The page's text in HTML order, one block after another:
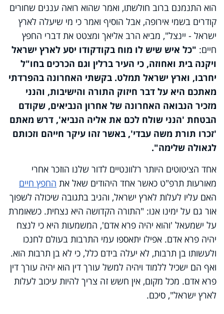
הוא התנמנם ברוב חולשתו, ואמר שהוא רואה עננים שחורים
קודרים בשמי אירופה, אבל הוסיף ואמר כי מי שיעלה לארץ
ישראל - יינצל", מביא הרב אליאך ומצטט את דברי החפץ
חיים: "כל איש שיש לו מוח בקודקודו יסע לארץ ישראל
ויקנה בית ואחוזה, כי העיר ברלין וגם הכרכים בחו"ל
יחרבו, וארץ ישראל תמלט. בקשתי האחרונה בהפרדתי
מאתכם היא על דבר חיזוק התורה והישיבות, והנני
מזכיר הנבואה האחרונה של אחרון הנביאים, שקודם
הבטחת 'הנני שולח לכם את אליה הנביא', דרש מאתם
'זכרו תורת משה עבדי', באשר זהו עיקר חייהם וזכותם
לגאולה שלימה".
אחד הציטוטים היותר רלוונטיים לדור שלנו הוזכר אחרי
מאורעות תרפ"ט כאשר אחד היהודים שאל את החפץ חיים
האם עליו לעלות לארץ ישראל, והגיב בתגובה שיכולה לשפוך
אור גם על ימינו אנו: "התורה הקדושה היא נצחית. כשאומרת
על ישמעאל 'והוא יהיה פרא אדם', המשמעות היא כי לנצח
יהיה פרא אדם. אפילו יתאספו עמי התרבות בעולם לחנכו
ולעשותו בן תרבות, לא יעלה בידם כלל, כי לא בן תרבות הוא.
ואף הם ישכיל ללמוד ויהיה למשל עורך דין הוא יהיה עורך דין
פרא אדם. מכל מקום, אין חשש זה צריך להיות עיכוב לעלות
לארץ ישראל", סיכם.